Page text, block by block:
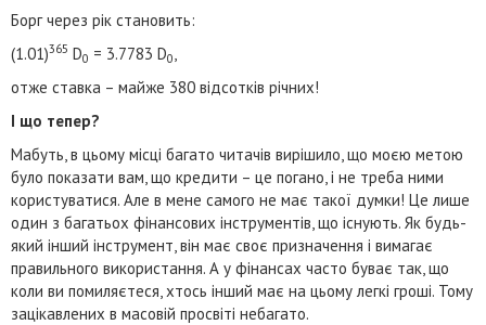
Борг через рік становить:
(1.01)365 D0 = 3.7783 D0,
отже ставка – майже 380 відсотків річних!
І що тепер?
Мабуть, в цьому місці багато читачів вирішило, що моєю метою
було показати вам, що кредити – це погано, і не треба ними
користуватися. Але в мене самого не має такої думки! Це лише
один з багатьох фінансових інструментів, що існують. Як будь-
який інший інструмент, він має своє призначення і вимагає
правильного використання. А у фінансах часто буває так, що
коли ви помиляєтеся, хтось інший має на цьому легкі гроші. Тому
зацікавлених в масовій просвіті небагато.